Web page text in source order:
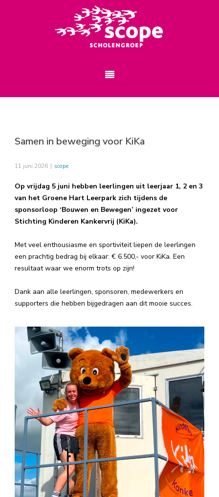
Samen in beweging voor KiKa
11 juni 2026 | scope
Op vrijdag 5 juni hebben leerlingen uit leerjaar 1, 2 en 3
van het Groene Hart Leerpark zich tijdens de
sponsorloop ‘Bouwen en Bewegen’ ingezet voor
Stichting Kinderen Kankervrij (KiKa).
Met veel enthousiasme en sportiviteit liepen de leerlingen
een prachtig bedrag bij elkaar: € 6.500,- voor KiKa. Een
resultaat waar we enorm trots op zijn!
Dank aan alle leerlingen, sponsoren, medewerkers en
supporters die hebben bijgedragen aan dit mooie succes.